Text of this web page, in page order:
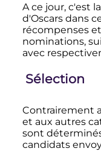
A ce jour, c'est la
d'Oscars dans
récompenses
nominations,
avec
Sélection
Contrairement
et aux autres
sont
candidats